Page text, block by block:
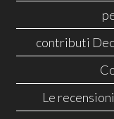
contributi
Le